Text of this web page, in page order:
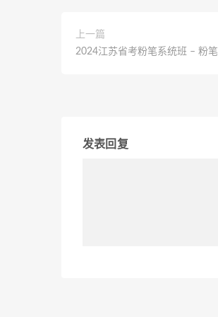
上一篇
2024江苏省考粉笔系统班 – 粉笔
发表回复